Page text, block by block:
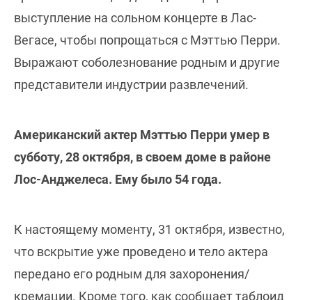
выступление на сольном концерте в Лас-
Вегасе, чтобы попрощаться с Мэттью Перри.
Выражают соболезнование родным и другие
представители индустрии развлечений.
Американский актер Мэттью Перри умер в
субботу, 28 октября, в своем доме в районе
Лос-Анджелеса. Ему было 54 года.
К настоящему моменту, 31 октября, известно,
что вскрытие уже проведено и тело актера
передано его родным для захоронения/
кремации. Кроме того, как сообщает таблоид